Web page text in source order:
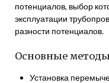
потенциалов, выбор
эксплуатации
разности потенциалов.
Основные
Установка